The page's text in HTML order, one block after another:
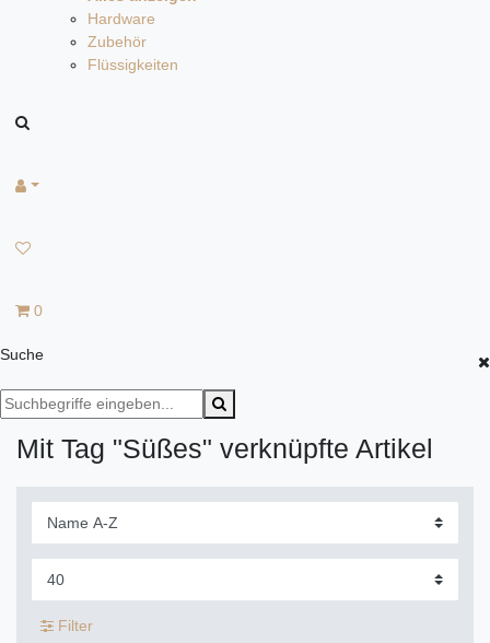
Hardware
Zubehör
Flüssigkeiten
0
Suche
Mit Tag "Süßes" verknüpfte Artikel
Filter